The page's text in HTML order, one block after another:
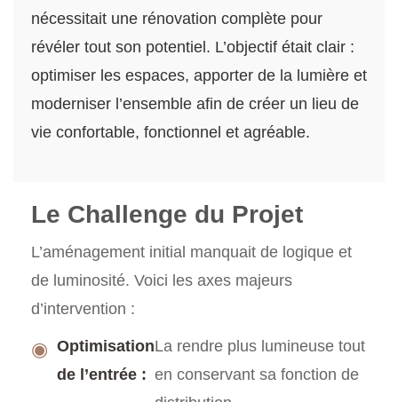
nécessitait une rénovation complète pour
révéler tout son potentiel. L’objectif était clair :
optimiser les espaces, apporter de la lumière et
moderniser l’ensemble afin de créer un lieu de
vie confortable, fonctionnel et agréable.
Le Challenge du Projet
L’aménagement initial manquait de logique et
de luminosité. Voici les axes majeurs
d’intervention :
◉ Optimisation
de l’entrée :
La rendre plus lumineuse tout
en conservant sa fonction de